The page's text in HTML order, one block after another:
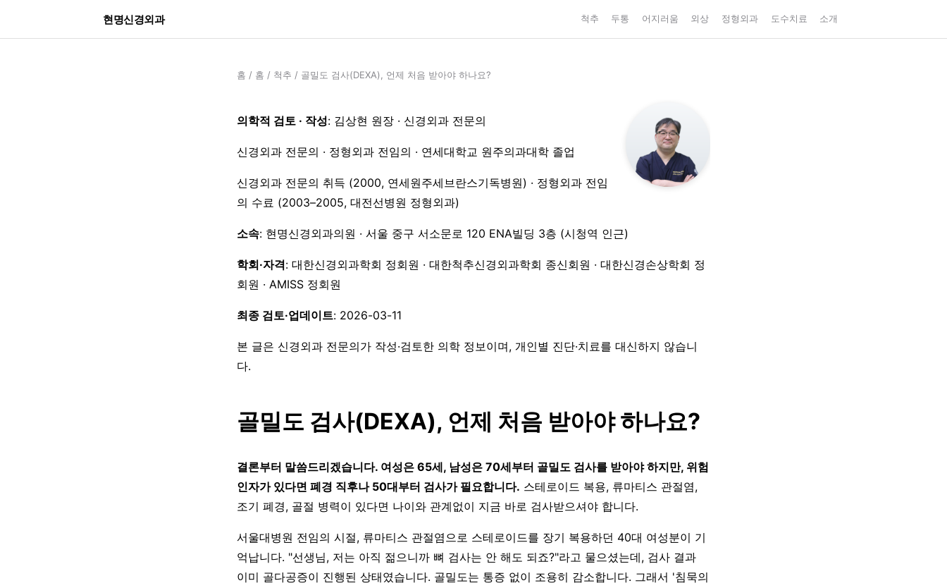
현명신경외과 척추 두통 어지러움 외상 정형외과 도수치료 소개
홈 / 홈 / 척추 / 골밀도 검사(DEXA), 언제 처음 받아야 하나요?
의학적 검토 · 작성: 김상현 원장 · 신경외과 전문의
신경외과 전문의 · 정형외과 전임의 · 연세대학교 원주의과대학 졸업
신경외과 전문의 취득 (2000, 연세원주세브란스기독병원) · 정형외과 전임
의 수료 (2003–2005, 대전선병원 정형외과)
소속: 현명신경외과의원 · 서울 중구 서소문로 120 ENA빌딩 3층 (시청역 인근)
학회·자격: 대한신경외과학회 정회원 · 대한척추신경외과학회 종신회원 · 대한신경손상학회 정
회원 · AMISS 정회원
최종 검토·업데이트: 2026-03-11
본 글은 신경외과 전문의가 작성·검토한 의학 정보이며, 개인별 진단·치료를 대신하지 않습니
다.
골밀도 검사(DEXA), 언제 처음 받아야 하나요?
결론부터 말씀드리겠습니다. 여성은 65세, 남성은 70세부터 골밀도 검사를 받아야 하지만, 위험
인자가 있다면 폐경 직후나 50대부터 검사가 필요합니다. 스테로이드 복용, 류마티스 관절염,
조기 폐경, 골절 병력이 있다면 나이와 관계없이 지금 바로 검사받으셔야 합니다.
서울대병원 전임의 시절, 류마티스 관절염으로 스테로이드를 장기 복용하던 40대 여성분이 기
억납니다. "선생님, 저는 아직 젊으니까 뼈 검사는 안 해도 되죠?"라고 물으셨는데, 검사 결과
이미 골다공증이 진행된 상태였습니다. 골밀도는 통증 없이 조용히 감소합니다. 그래서 '침묵의